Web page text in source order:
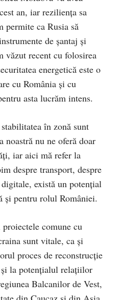
an, iar reziliența sa
permite ca Rusia să
de șantaj și
văzut recent cu folosirea
energetică este o
cu România și cu
asta lucrăm intens.
în zonă sunt
noastră nu ne oferă doar
iar aici mă refer la
despre transport, despre
există un potențial
și pentru rolul României.
comune cu
sunt vitale, ca și
proces de reconstrucție
la potențialul relațiilor
Balcanilor de Vest,